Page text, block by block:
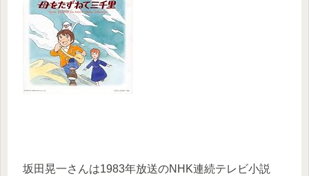
坂田晃一さんは1983年放送のNHK連続テレビ小説